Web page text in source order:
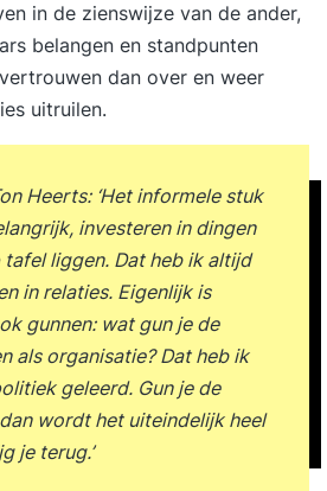
in de zienswijze van de ander,
belangen en standpunten
dan over en weer
uitruilen.
Heerts: ‘Het informele stuk
investeren in dingen
liggen. Dat heb ik altijd
in relaties. Eigenlijk is
gunnen: wat gun je de
als organisatie? Dat heb ik
geleerd. Gun je de
wordt het uiteindelijk heel
je terug.’